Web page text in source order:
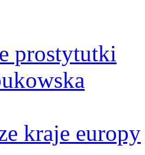
prostytutki
kraje europy